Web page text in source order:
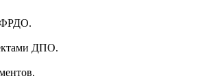
ФРДО.
ДПО.